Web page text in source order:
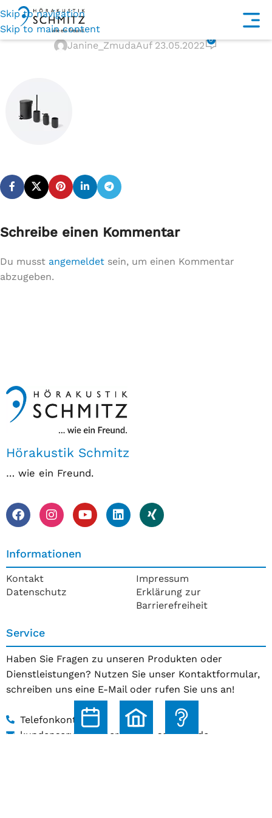
Skip to navigation
Skip to main contentbathroom
Janine_ZmudaAuf 23.05.2022 0
Schreibe einen Kommentar
Du musst angemeldet sein, um einen Kommentar
abzugeben.
Hörakustik Schmitz
… wie ein Freund.
Informationen
Kontakt
Datenschutz
Impressum
Erklärung zur
Barrierefreiheit
Service
Haben Sie Fragen zu unseren Produkten oder
Dienstleistungen? Nutzen Sie unser Kontaktformular,
schreiben uns eine E-Mail oder rufen Sie uns an!
Telefonkontakt
kundenservice@hoerakustik-schmitz.de